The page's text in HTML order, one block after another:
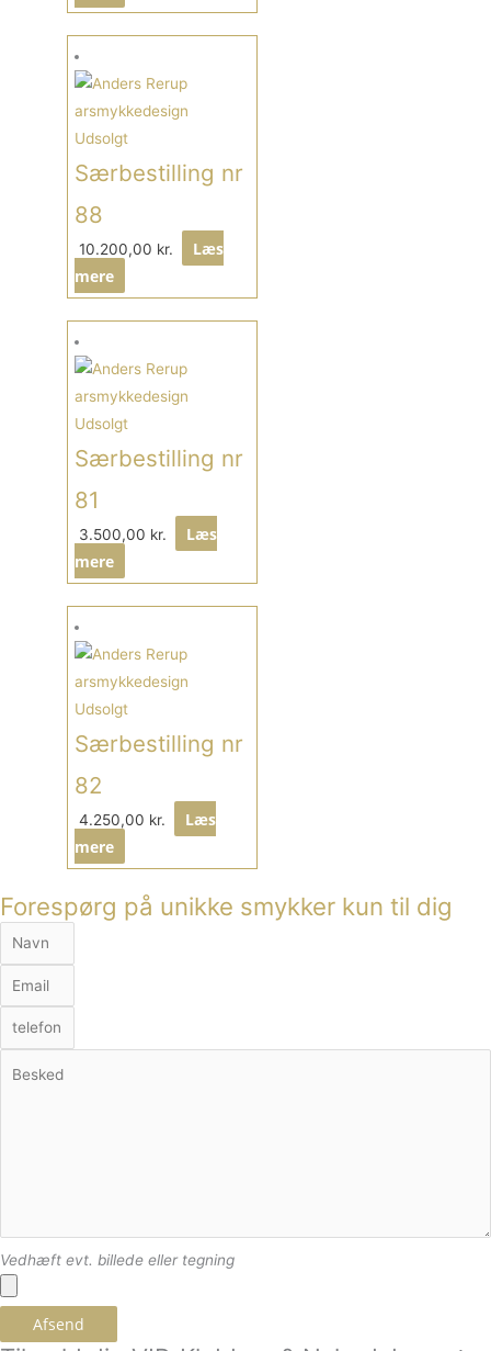
Udsolgt
Særbestilling nr
88
10.200,00 kr.
Læs
mere
Udsolgt
Særbestilling nr
81
3.500,00 kr.
Læs
mere
Udsolgt
Særbestilling nr
82
4.250,00 kr.
Læs
mere
Forespørg på unikke smykker kun til dig
Vedhæft evt. billede eller tegning
Afsend